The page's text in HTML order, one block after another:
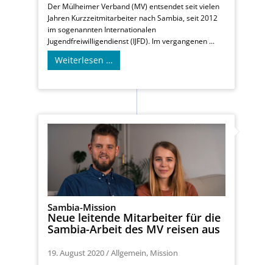
Der Mülheimer Verband (MV) entsendet seit vielen
Jahren Kurzzeitmitarbeiter nach Sambia, seit 2012
im sogenannten Internationalen
Jugendfreiwilligendienst (IJFD). Im vergangenen ...
Weiterlesen …
Sambia-Mission
Neue leitende Mitarbeiter für die
Sambia-Arbeit des MV reisen aus
19. August 2020/Allgemein, Mission